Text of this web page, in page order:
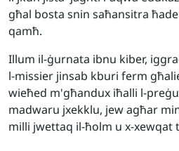
għal bosta snin saħansitra
qamħ.
Illum il-ġurnata ibnu kiber,
l-missier jinsab kburi ferm
wieħed m'għandux iħalli l-
madwaru jxekklu, jew agħar
milli jwettaq il-ħolm u x-xewqat